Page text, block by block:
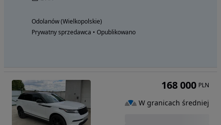
Odolanów (Wielkopolskie)
Prywatny sprzedawca • Opublikowano
168 000 PLN
W granicach średniej